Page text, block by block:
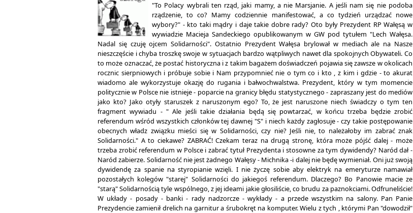
"To Polacy wybrali ten rząd, jaki mamy, a nie Marsjanie. A jeśli nam się nie podoba
rządzenie, to co? Mamy codziennie manifestować, a co tydzień urządzać nowe
wybory?" - kto taki mądry i daje takie dobre rady? Oto były Prezydent RP Wałęsą w
wywiadzie Macieja Sandeckiego opublikowanym w GW pod tytułem "Lech Wałęsa.
Nadal się czuję ojcem Solidarności". Ostatnio Prezydent Wałęsa brylował w mediach ale na Nasze
nieszczęście i chyba troszkę swoje w sytuacjach bardzo wątpliwych nawet dla spokojnych Obywateli. Co
to może oznaczać, że postać historyczna i z takim bagażem doświadczeń pojawia się zawsze w okolicach
rocznic sierpniowych i próbuje sobie i Nam przypomnieć nie o tym co i kto , z kim i gdzie - to akurat
wiadomo ale wykorzystuje okazję do rugania i bałwochwalstwa. Prezydent, który w tym momencie
politycznie w Polsce nie istnieje - poparcie na granicy błędu statystycznego - zapraszany jest do mediów
jako kto? Jako otyły staruszek z naruszonym ego? To, że jest naruszone niech świadczy o tym ten
fragment wywiadu - " Ale jeśli takie działania będą się powtarzać, w końcu trzeba będzie zrobić
referendum wśród wszystkich członków tej dawnej "S" i niech każdy zagłosuje - czy takie postępowanie
obecnych władz związku mieści się w Solidarności, czy nie? Jeśli nie, to należałoby im zabrać znak
Solidarności." A to ciekawe? ZABRAĆ! Czekam teraz na drugą stronę, która może pójść dalej - może
trzeba zrobić referendum w Polsce i zabrać tytuł Prezydenta i stosowne za tym dywidendy? Naród dał -
Naród zabierze. Solidarność nie jest żadnego Wałęsy - Michnika -i dalej nie będę wymieniał. Oni już swoją
dywidendę za spanie na styropianie wzięli. I nie życzę sobie aby elektryk na emeryturze namawiał
pozostałych kolegów "starej" Solidarności do jakiegoś referendum. Dlaczego? Bo Panowie macie ze
"starą" Solidarnością tyle wspólnego, z jej ideami jakie głosiliście, co brudu za paznokciami. Odfruneliście!
W układy - posady - banki - rady nadzorcze - wykłady - a przede wszystkim na salony. Pan Panie
Prezydencie zamienił drelich na garnitur a śrubokręt na komputer. Wielu z tych , którymi Pan "dowodził"